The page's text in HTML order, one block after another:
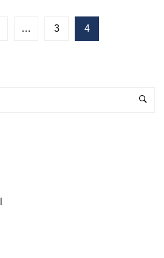
… 3 4